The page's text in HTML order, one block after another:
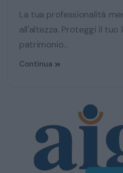
La tua professionalità
all'altezza. Proteggi il
patrimonio...
Continua